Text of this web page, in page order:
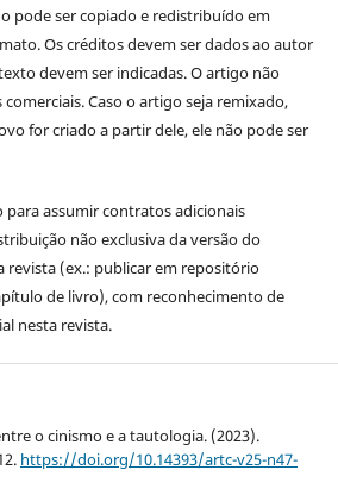
pode ser copiado e redistribuído em
Os créditos devem ser dados ao autor
devem ser indicadas. O artigo não
Caso o artigo seja remixado,
for criado a partir dele, ele não pode ser
assumir contratos adicionais
não exclusiva da versão do
revista (ex.: publicar em repositório
de livro), com reconhecimento de
nesta revista.
o cinismo e a tautologia. (2023).
https://doi.org/10.14393/artc-v25-n47-